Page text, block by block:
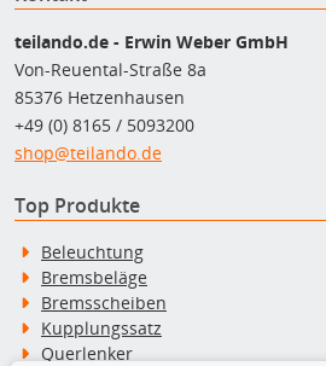
teilando.de - Erwin Weber GmbH
Von-Reuental-Straße 8a
85376 Hetzenhausen
+49 (0) 8165 / 5093200
shop@teilando.de
Top Produkte
Beleuchtung
Bremsbeläge
Bremsscheiben
Kupplungssatz
Querlenker